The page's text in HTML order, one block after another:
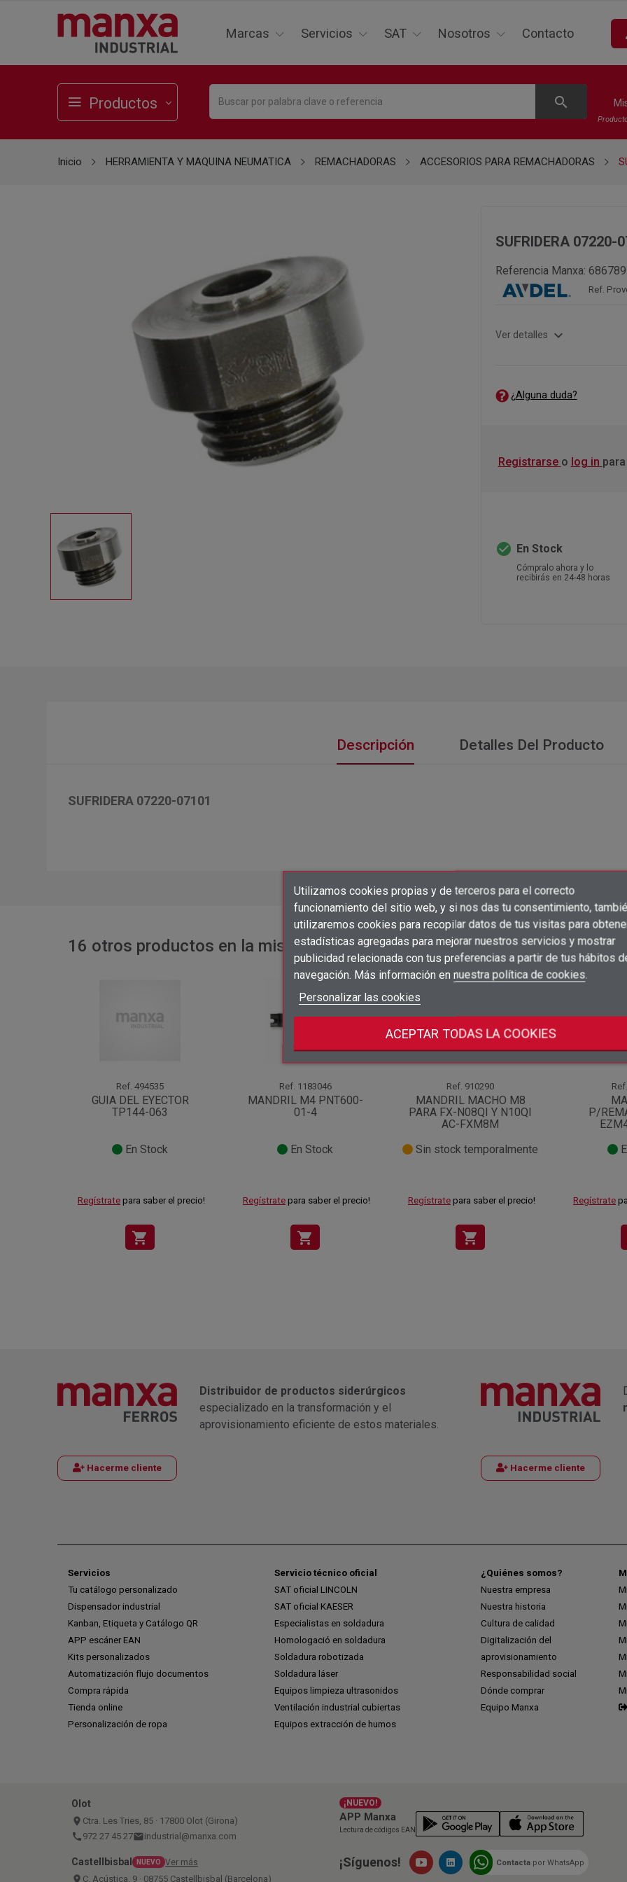
Añadir a la lista de deseos×
add_circle_outline
Crear lista de deseos ×
Nombre de la lista de deseos
Crear lista de deseos
Iniciar sesión ×
Debe iniciar sesión para guardar productos en su lista de deseos.
Marcas Servicios SAT Nosotros Contacto
Productos search
Utilizamos cookies propias y de terceros para el correcto
funcionamiento del sitio web, y si nos das tu consentimiento,
utilizaremos cookies para recopilar datos de tus visitas para
estadísticas agregadas para mejorar nuestros servicios y mostrar
publicidad relacionada con tus preferencias a partir de tus hábitos
navegación. Más información en nuestra política de cookies.
Personalizar las cookies
ACEPTAR TODAS LA COOKIES
Inicio HERRAMIENTA Y MAQUINA NEUMATICA REMACHADORAS ACCESORIOS PARA REMACHADORAS
SUFRIDERA 07220-
Referencia Manxa: 686789
Ref.
Ver detalles expand_more
¿Alguna duda?
Registrarse o log in
check_circle En Stock
Cómpralo ahora y lo
recibirás en 24-48 horas
Descripción Detalles Del Producto
SUFRIDERA 07220-07101
16 otros productos en la misma categoría:
Ref. 494535
GUIA DEL EYECTOR
TP144-063
En Stock
Regístrate para saber el precio!
shopping_cart
Ref. 1183046
MANDRIL M4 PNT600-
01-4
En Stock
Regístrate para saber el precio!
shopping_cart
Ref. 910290
MANDRIL MACHO M8
PARA FX-N08QI Y N10QI
AC-FXM8M
Sin stock temporalmente
Regístrate para saber el precio!
shopping_cart
Ref.
P/
Regístrate
Hacerme cliente
Distribuidor de productos siderúrgicos
especializado en la transformación y el
aprovisionamiento eficiente de estos materiales.
Hacerme cliente
Servicios
Tu catálogo personalizado
Dispensador industrial
Kanban, Etiqueta y Catálogo QR
APP escáner EAN
Kits personalizados
Automatización flujo documentos
Compra rápida
Tienda online
Personalización de ropa
Servicio técnico oficial
SAT oficial LINCOLN
SAT oficial KAESER
Especialistas en soldadura
Homologació en soldadura
Soldadura robotizada
Soldadura láser
Equipos limpieza ultrasonidos
Ventilación industrial cubiertas
Equipos extracción de humos
¿Quiénes somos?
Nuestra empresa
Nuestra historia
Cultura de calidad
Digitalización del
aprovisionamiento
Responsabilidad social
Dónde comprar
Equipo Manxa
Olot
place Ctra. Les Tries, 85 · 17800 Olot (Girona)
call 972 27 45 27emailindustrial@manxa.com
Castellbisbal NUEVO Ver más
place C. Acústica, 9 · 08755 Castellbisbal (Barcelona)
¡NUEVO!
APP Manxa
Lectura de códigos EAN
¡Síguenos! Contacta por WhatsApp